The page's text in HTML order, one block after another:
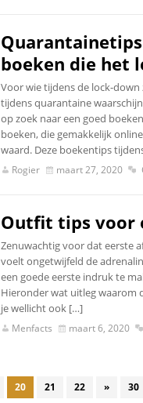
boeken die het
Voor wie tijdens de lock-
tijdens quarantaine
op zoek naar een goed
boeken, die gemakkelijk
waard. Deze boekentips
Rogier maart 27, 2020
Outfit tips voor
Zenuwachtig voor dat eerste
voelt ongetwijfeld de
een goede eerste indruk te
Hieronder wat uitleg waarom
je wellicht ook […]
Menfacts maart 6, 2020
20 21 22 » 30